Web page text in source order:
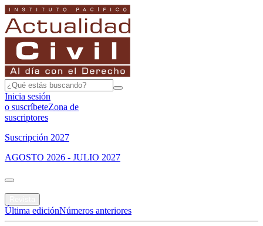
Inicia sesión
o suscríbeteZona de
suscriptores
Suscripción 2027
AGOSTO 2026 - JULIO 2027
Última ediciónNúmeros anteriores